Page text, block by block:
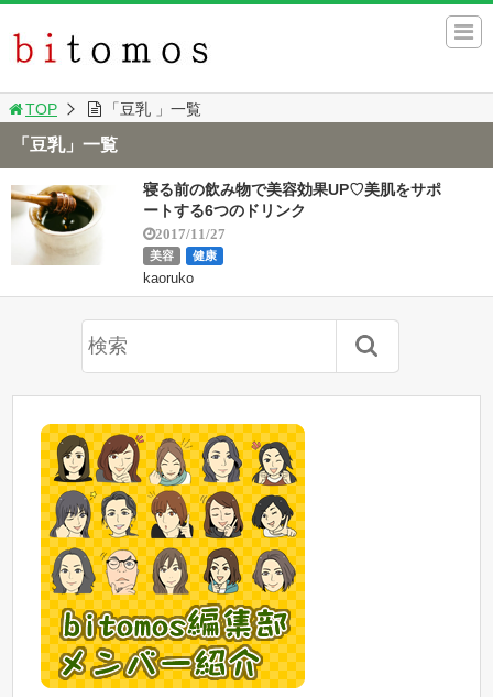
TOP 「豆乳 」一覧
「豆乳」一覧
寝る前の飲み物で美容効果UP♡美肌をサポ
ートする6つのドリンク
2017/11/27
美容 健康
kaoruko